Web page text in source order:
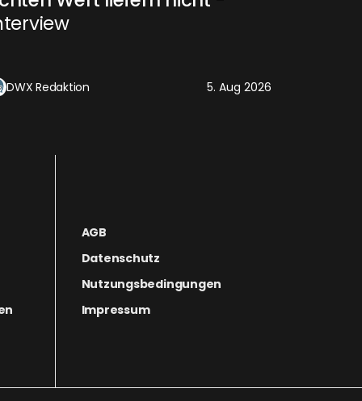
DWX Redaktion 5. Aug 2026
AGB
Datenschutz
Nutzungsbedingungen
Impressum